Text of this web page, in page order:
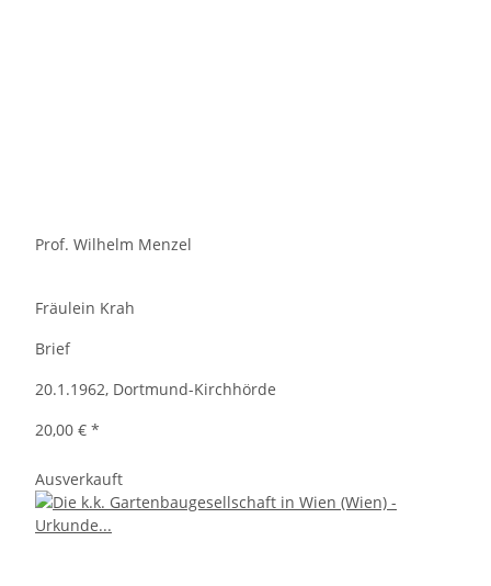
Prof. Wilhelm Menzel
Fräulein Krah
Brief
20.1.1962, Dortmund-Kirchhörde
20,00 € *
Ausverkauft